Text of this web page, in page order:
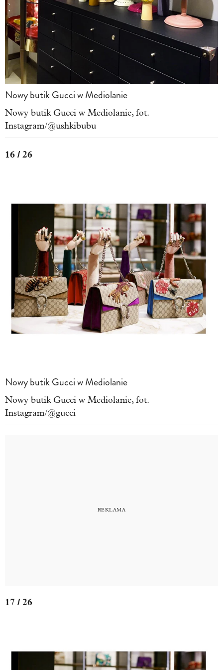
Nowy butik Gucci w Mediolanie
Nowy butik Gucci w Mediolanie, fot.
Instagram/@ushkibubu
16 / 26
Nowy butik Gucci w Mediolanie
Nowy butik Gucci w Mediolanie, fot.
Instagram/@gucci
17 / 26